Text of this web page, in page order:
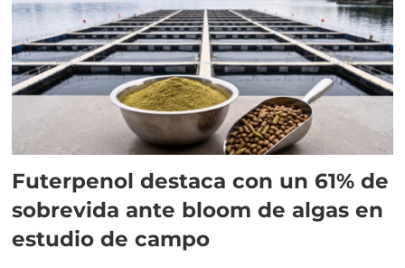
Futerpenol destaca con un 61% de
sobrevida ante bloom de algas en
estudio de campo